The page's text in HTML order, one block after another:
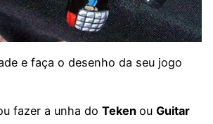
e faça o desenho da seu jogo
fazer a unha do Teken ou Guitar